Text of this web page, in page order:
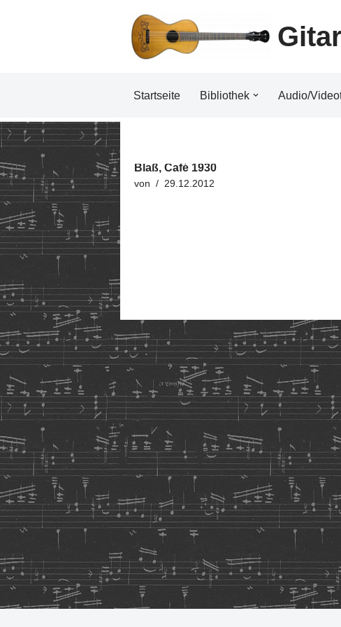
Startseite Bibliothek Audio/
Blaß, Café 1930
von 29.12.2012